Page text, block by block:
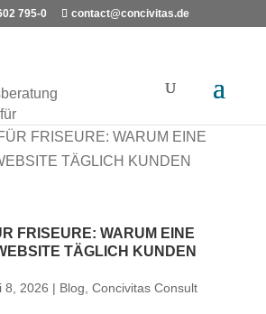
795-0 contact@concivitas.de
FRISEURE: WARUM EINE
TÄGLICH KUNDEN
8, 2026 | Blog Concivitas Consult